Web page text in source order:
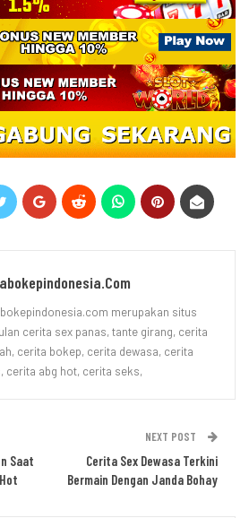
merupakan situs
cerita sex panas, tante girang, cerita
cerita bokep, cerita dewasa, cerita
cerita abg hot, cerita seks,
Saat
NEXT POST
Cerita Sex Dewasa Terkini
Bermain Dengan Janda Bohay